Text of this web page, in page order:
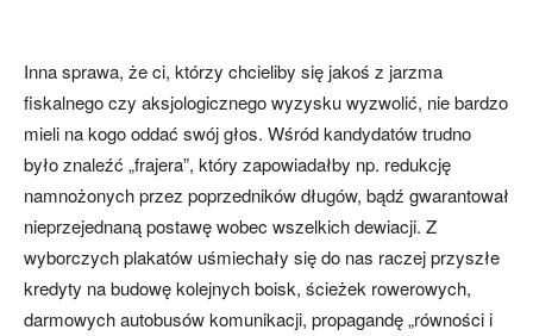
Inna sprawa, że ci, którzy chcieliby się jakoś z jarzma
fiskalnego czy aksjologicznego wyzysku wyzwolić, nie bardzo
mieli na kogo oddać swój głos. Wśród kandydatów trudno
było znaleźć „frajera”, który zapowiadałby np. redukcję
namnożonych przez poprzedników długów, bądź gwarantował
nieprzejednaną postawę wobec wszelkich dewiacji. Z
wyborczych plakatów uśmiechały się do nas raczej przyszłe
kredyty na budowę kolejnych boisk, ścieżek rowerowych,
darmowych autobusów komunikacji, propagandę „równości i